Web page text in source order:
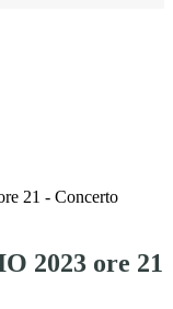
21 - Concerto
2023 ore 21